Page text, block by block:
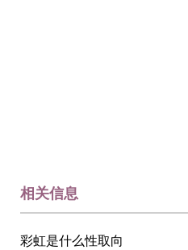
相关信息
彩虹是什么性取向